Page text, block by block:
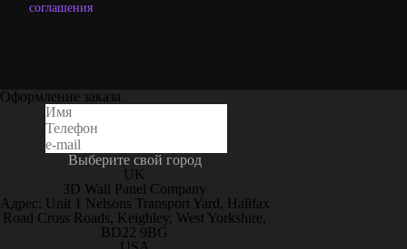
соглашения
Оформление заказа
Выберите свой город
UK
3D Wall Panel Company
Адрес: Unit 1 Nelsons Transport Yard, Halifax
Road Cross Roads, Keighley, West Yorkshire,
BD22 9BG